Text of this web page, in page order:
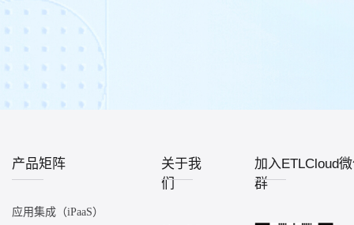
产品矩阵
应用集成（iPaaS）
关于我
们
加入ETLCloud
群